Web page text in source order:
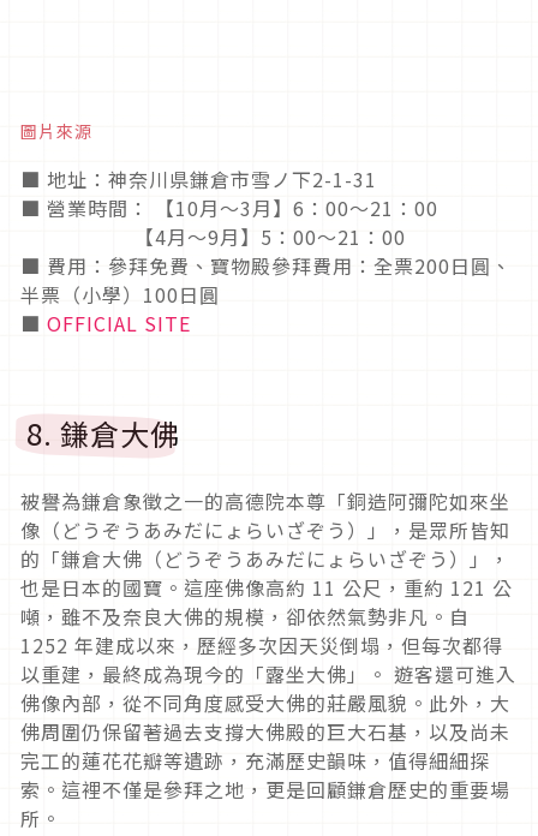
圖片來源
■ 地址：神奈川県鎌倉市雪ノ下2-1-31
■ 營業時間： 【10月〜3月】6：00〜21：00
【4月〜9月】5：00〜21：00
■ 費用：參拜免費、寶物殿參拜費用：全票200日圓、
半票（小學）100日圓
■ OFFICIAL SITE
8. 鎌倉大佛
被譽為鎌倉象徵之一的高德院本尊「銅造阿彌陀如來坐
像（どうぞうあみだにょらいざぞう）」，是眾所皆知
的「鎌倉大佛（どうぞうあみだにょらいざぞう）」，
也是日本的國寶。這座佛像高約 11 公尺，重約 121 公
噸，雖不及奈良大佛的規模，卻依然氣勢非凡。自
1252 年建成以來，歷經多次因天災倒塌，但每次都得
以重建，最終成為現今的「露坐大佛」。 遊客還可進入
佛像內部，從不同角度感受大佛的莊嚴風貌。此外，大
佛周圍仍保留著過去支撐大佛殿的巨大石基，以及尚未
完工的蓮花花瓣等遺跡，充滿歷史韻味，值得細細探
索。這裡不僅是參拜之地，更是回顧鎌倉歷史的重要場
所。